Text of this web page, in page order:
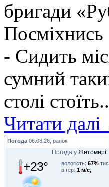
бригади
Посміхнись
- Cидить
сумний
столі
Читати
Погода 06.08.26, ранок
Погода у Житомирі
+23° вологість: 67%
вітер: 1 м/с,